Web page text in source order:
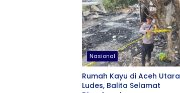
Nasional
Rumah Kayu di Aceh Utara
Ludes, Balita Selamat